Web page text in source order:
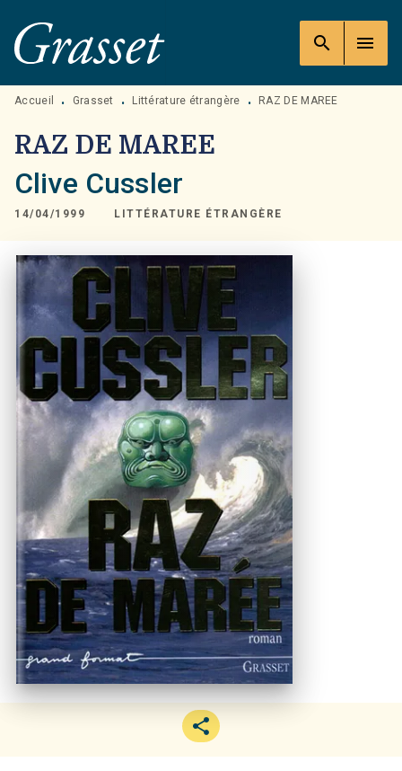
MENU RECHERCHE
PIED DE PAGE
search menu
Accueil • Grasset • Littérature étrangère • RAZ DE MAREE
RAZ DE MAREE
Clive Cussler
14/04/1999 LITTÉRATURE ÉTRANGÈRE